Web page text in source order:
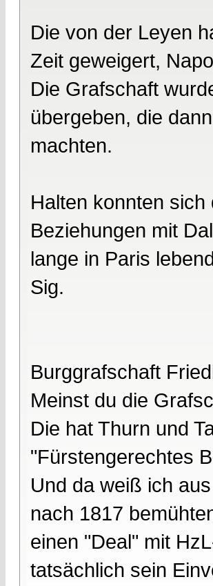
Die von der Leyen
Zeit geweigert,
Die Grafschaft
übergeben, die
machten.
Halten konnten
Beziehungen mit
lange in Paris
Sig.
Burggrafschaft
Meinst du die
Die hat Thurn und
"Fürstengerechtes
Und da weiß ich
nach 1817
einen "Deal" mit
tatsächlich sein